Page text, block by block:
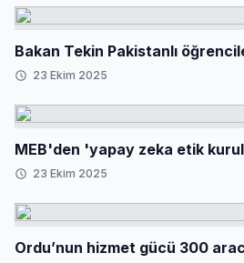
Bakan Tekin Pakistanlı
23 Ekim 2025
MEB'den 'yapay zeka etik
23 Ekim 2025
Ordu’nun hizmet gücü 300